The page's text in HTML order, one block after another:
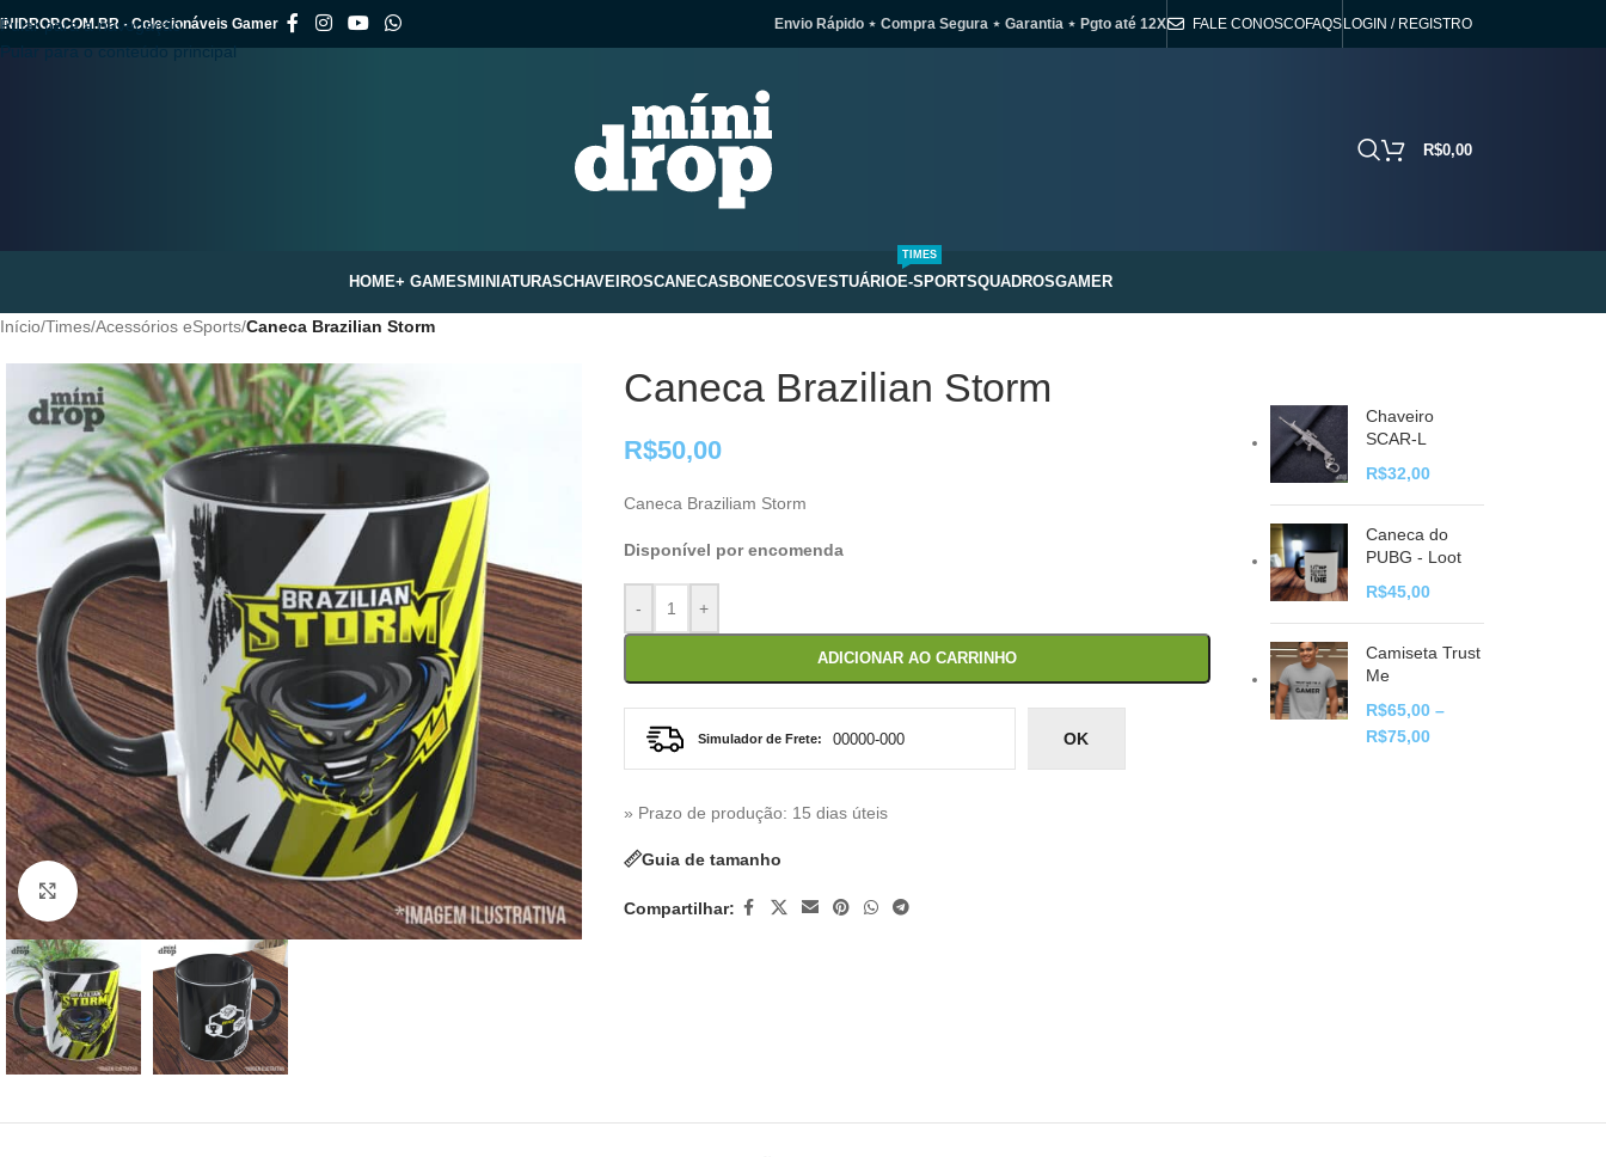
Pular para a navegação
Pular para o conteúdo principal
- Colecionáveis Gamer Envio Rápido ⋆ Compra Segura ⋆ Garantia ⋆ Pgto até 12X FALE CONOSCOFAQS LOGIN / REGISTRO
R$0,00
HOME+ GAMES MINIATURASCHAVEIROSCANECAS BONECOSVESTUÁRIOE-SPORTS
TIMES
QUADROSGAMER
Início/Times/Acessórios eSports/Caneca Brazilian Storm
Clique para ampliar
Caneca Brazilian Storm
R$50,00
Caneca Braziliam Storm
Disponível por encomenda
- +
ADICIONAR AO CARRINHO
Simulador de Frete: OK
» Prazo de produção: 15 dias úteis
Guia de tamanho
Compartilhar:
Chaveiro
SCAR-L
R$32,00
Caneca do
PUBG - Loot
R$45,00
Camiseta Trust
Me
R$65,00 –
R$75,00